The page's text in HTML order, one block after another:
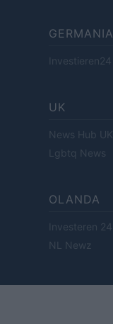
GERMANIA
Investieren24
UK
News Hub UK
Lgbtq News
OLANDA
Investeren 24
NL Newz